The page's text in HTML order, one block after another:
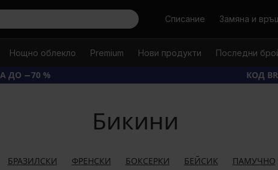
ТърсиСписание Замяна и
Нощно облекло Premium Нови продукти Последни
ДО −70 % КОД
Бикини
БРАЗИЛСКИ ФРЕНСКИ БОКСЕРКИ БЕЙСИК ПАМУЧНО